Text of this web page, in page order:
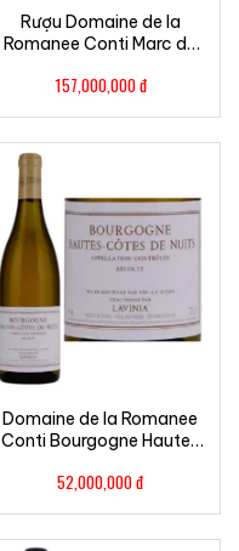
Rượu Domaine de la
Romanee Conti Marc de
157,000,000đ
Domaine de la Romanee
Conti Bourgogne Hautes
52,000,000đ